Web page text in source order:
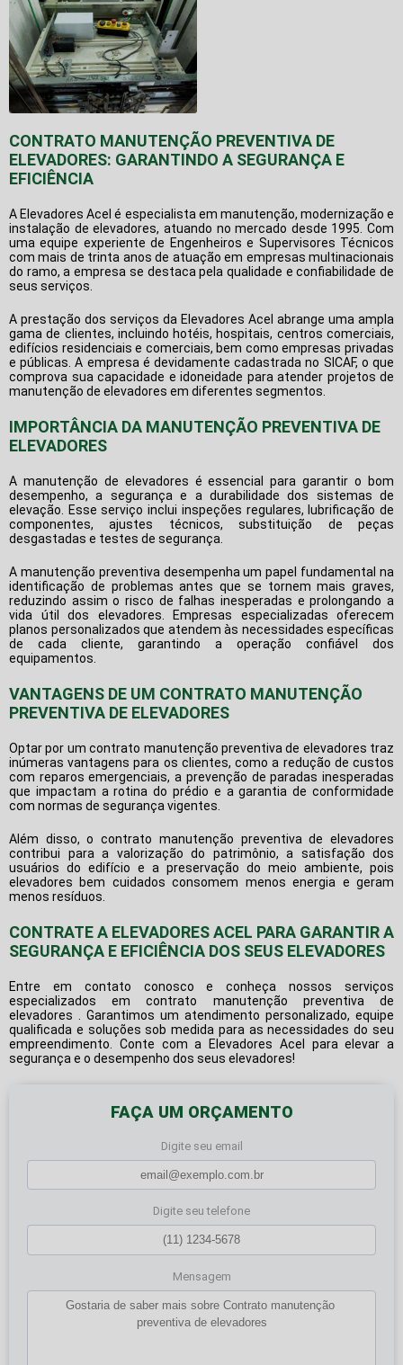
CONTRATO MANUTENÇÃO PREVENTIVA DE
ELEVADORES: GARANTINDO A SEGURANÇA E
EFICIÊNCIA
A Elevadores Acel é especialista em manutenção, modernização e
instalação de elevadores, atuando no mercado desde 1995. Com
uma equipe experiente de Engenheiros e Supervisores Técnicos
com mais de trinta anos de atuação em empresas multinacionais
do ramo, a empresa se destaca pela qualidade e confiabilidade de
seus serviços.
A prestação dos serviços da Elevadores Acel abrange uma ampla
gama de clientes, incluindo hotéis, hospitais, centros comerciais,
edifícios residenciais e comerciais, bem como empresas privadas
e públicas. A empresa é devidamente cadastrada no SICAF, o que
comprova sua capacidade e idoneidade para atender projetos de
manutenção de elevadores em diferentes segmentos.
IMPORTÂNCIA DA MANUTENÇÃO PREVENTIVA DE
ELEVADORES
A manutenção de elevadores é essencial para garantir o bom
desempenho, a segurança e a durabilidade dos sistemas de
elevação. Esse serviço inclui inspeções regulares, lubrificação de
componentes, ajustes técnicos, substituição de peças
desgastadas e testes de segurança.
A manutenção preventiva desempenha um papel fundamental na
identificação de problemas antes que se tornem mais graves,
reduzindo assim o risco de falhas inesperadas e prolongando a
vida útil dos elevadores. Empresas especializadas oferecem
planos personalizados que atendem às necessidades específicas
de cada cliente, garantindo a operação confiável dos
equipamentos.
VANTAGENS DE UM CONTRATO MANUTENÇÃO
PREVENTIVA DE ELEVADORES
Optar por umcontrato manutenção preventiva de elevadores traz
inúmeras vantagens para os clientes, como a redução de custos
com reparos emergenciais, a prevenção de paradas inesperadas
que impactam a rotina do prédio e a garantia de conformidade
com normas de segurança vigentes.
Além disso, ocontrato manutenção preventiva de elevadores
contribui para a valorização do patrimônio, a satisfação dos
usuários do edifício e a preservação do meio ambiente, pois
elevadores bem cuidados consomem menos energia e geram
menos resíduos.
CONTRATE A ELEVADORES ACEL PARA GARANTIR A
SEGURANÇA E EFICIÊNCIA DOS SEUS ELEVADORES
Entre em contato conosco e conheça nossos serviços
especializados emcontrato manutenção preventiva de
elevadores . Garantimos um atendimento personalizado, equipe
qualificada e soluções sob medida para as necessidades do seu
empreendimento. Conte com a Elevadores Acel para elevar a
segurança e o desempenho dos seus elevadores!
FAÇA UM ORÇAMENTO
Digite seu email
Digite seu telefone
Mensagem